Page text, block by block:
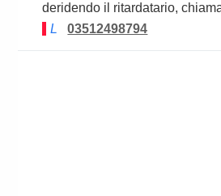
deridendo il ritardatario,
L
03512498794